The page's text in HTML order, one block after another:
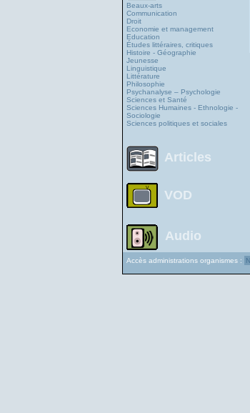
Beaux-arts
Communication
Droit
Economie et management
Education
Études littéraires, critiques
Histoire - Géographie
Jeunesse
Linguistique
Littérature
Philosophie
Psychanalyse – Psychologie
Sciences et Santé
Sciences Humaines - Ethnologie -
Sociologie
Sciences politiques et sociales
Articles
VOD
Audio
Accès administrations organismes :